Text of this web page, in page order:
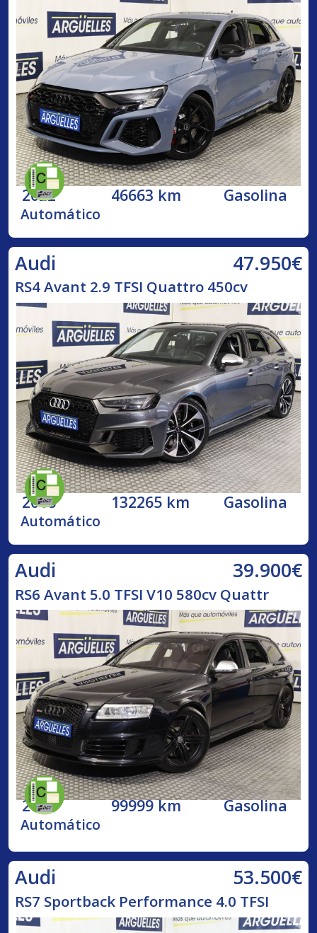
2022 46663 km Gasolina
Automático
Audi 47.950€
RS4 Avant 2.9 TFSI Quattro 450cv
2018 132265 km Gasolina
Automático
Audi 39.900€
RS6 Avant 5.0 TFSI V10 580cv Quattr
2009 99999 km Gasolina
Automático
Audi 53.500€
RS7 Sportback Performance 4.0 TFSI